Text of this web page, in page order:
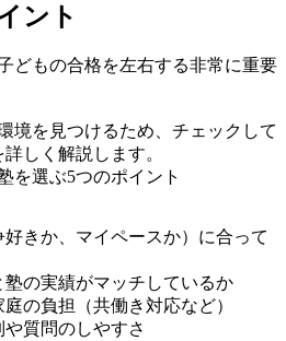
ント
どもの合格を左右する非常に重要
境を見つけるため、チェックして
しく解説します。
を選ぶ5つのポイント
きか、マイペースか）に合って
の実績がマッチしているか
の負担（共働き対応など）
質問のしやすさ